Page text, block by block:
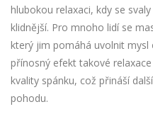
hlubokou relaxaci, kdy se
klidnější. Pro mnoho lidí se
který jim pomáhá uvolnit mysl
přínosný efekt takové
kvality spánku, což přináší
pohodu.